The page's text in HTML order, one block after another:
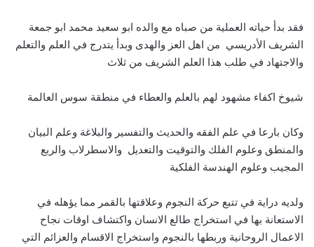
فقد بدأ حياته العملية من صباه مع والده ابو سعيد محمد ابو جمعة
الشريف الأدريسي من اهل العز والهدى وبدأ يتدرج في العلم والتعلم
والاجتهاد في طلب هذا العلم الشريف من ثلاث
شيوخ اكفاء مشهود لهم بالعلم والعطاء في منطقة سوس العالمة
وكان بارعا في علم الفقه والحديث والتفسير والبلاغة وعلم البيان
والمنطق وعلوم الفلك والتوقيت والتعديل والاسطرلاب والربع
المجيب وعلوم الهندسة الفلكية
ولديه دراية في تتبع حركة النجوم وعلاقتها بالقمر مما يؤهله في
الاستعانة بها في استخراج طالع الانسان واكتشاف اوقات نجاح
الاعمال الروحانية وربطها بالنجوم واستخراج الاقسام والعزائم التي